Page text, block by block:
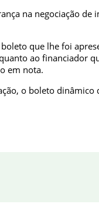
na negociação
que lhe foi
ao financiador
em nota.
o boleto dinâmico